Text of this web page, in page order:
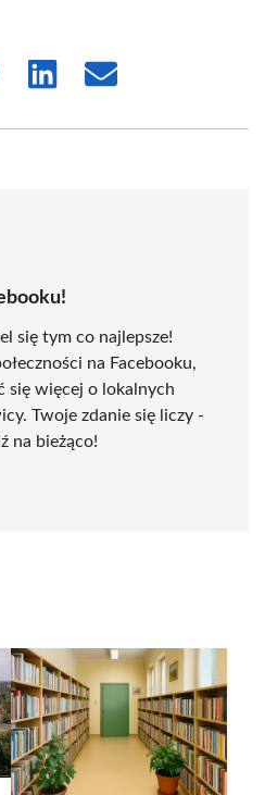
Share
Share
się tym co najlepsze!
na Facebooku,
się więcej o lokalnych
Twoje zdanie się liczy -
na bieżąco!